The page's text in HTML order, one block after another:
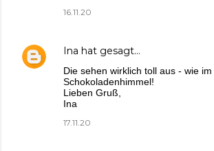
16.11.20
Ina hat gesagt…
Die sehen wirklich toll aus - wie im
Schokoladenhimmel!
Lieben Gruß,
Ina
17.11.20